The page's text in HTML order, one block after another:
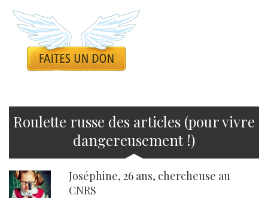
Roulette russe des articles (pour vivre
dangereusement !)
Joséphine, 26 ans, chercheuse au
CNRS